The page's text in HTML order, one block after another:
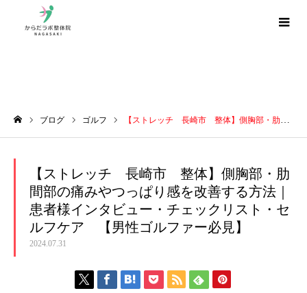
ブログ ゴルフ 【ストレッチ 長崎市 整体】側胸部・肋間部の痛みやつっぱり感を改善する方法｜患者様インタビュー・チェックリスト・セルフケア 【男性ゴルファー必見】
【ストレッチ 長崎市 整体】側胸部・肋
間部の痛みやつっぱり感を改善する方法｜
患者様インタビュー・チェックリスト・セ
ルフケア 【男性ゴルファー必見】
2024.07.31